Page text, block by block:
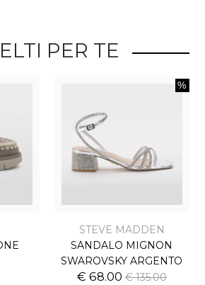
PER TE
STEVE MADDEN
SANDALO MIGNON
SWAROVSKY ARGENTO
€ 68.00€ 135.00